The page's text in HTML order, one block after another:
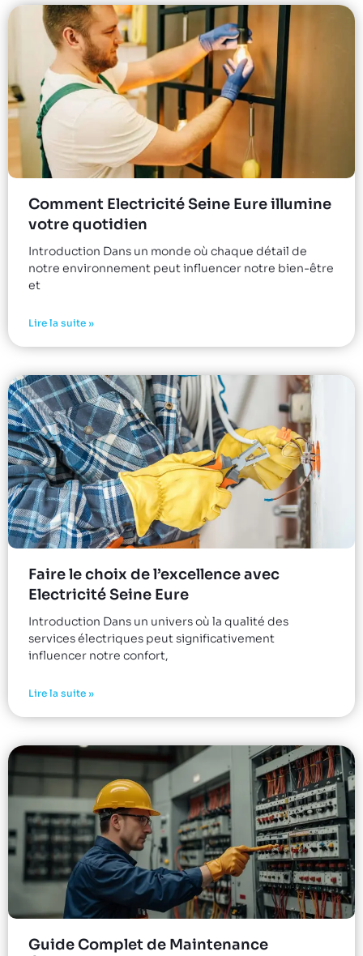
Comment Electricité Seine Eure illumine
votre quotidien
Introduction Dans un monde où chaque détail de
notre environnement peut influencer notre bien-être
et
Lire la suite »
Faire le choix de l’excellence avec
Electricité Seine Eure
Introduction Dans un univers où la qualité des
services électriques peut significativement
influencer notre confort,
Lire la suite »
Guide Complet de Maintenance